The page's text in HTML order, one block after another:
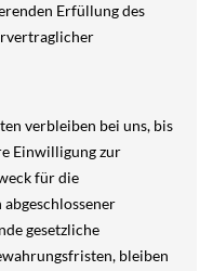
Erfüllung des
verbleiben bei uns, bis
Einwilligung zur
für die
gesetzliche
bleiben